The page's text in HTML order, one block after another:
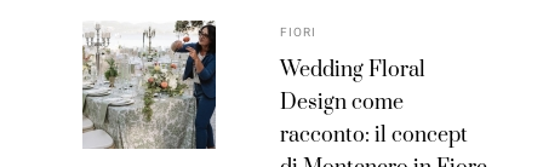
FIORI
Wedding Floral
Design come
racconto: il concept